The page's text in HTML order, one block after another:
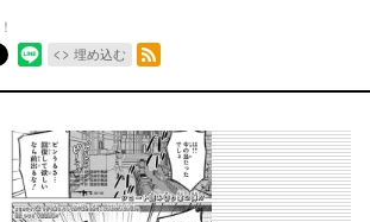
埋め込む
RSSフィード